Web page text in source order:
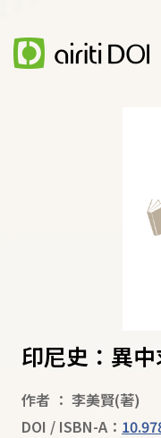
印尼史：異
作者 ： 李美賢(著)
DOI / ISBN-A：